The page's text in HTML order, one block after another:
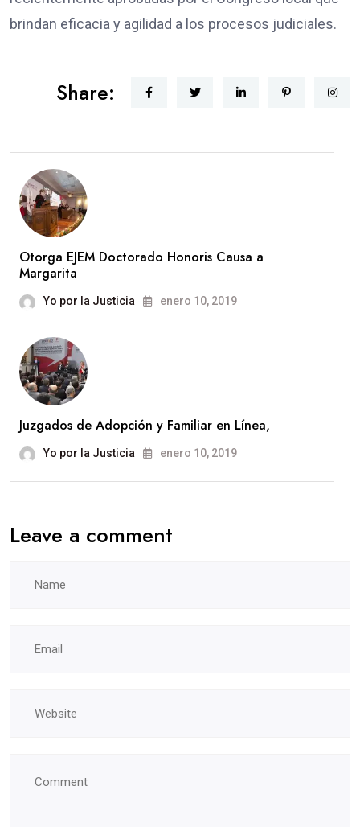
brindan eficacia y agilidad a los procesos judiciales.
Share:
Otorga EJEM Doctorado Honoris Causa a
Margarita
Yo por la Justicia enero 10, 2019
Juzgados de Adopción y Familiar en Línea,
Yo por la Justicia enero 10, 2019
Leave a comment